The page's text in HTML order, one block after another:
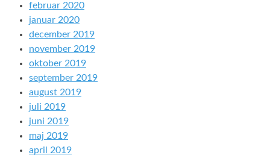
februar 2020
januar 2020
december 2019
november 2019
oktober 2019
september 2019
august 2019
juli 2019
juni 2019
maj 2019
april 2019